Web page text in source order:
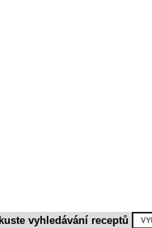
vyhledávání receptů